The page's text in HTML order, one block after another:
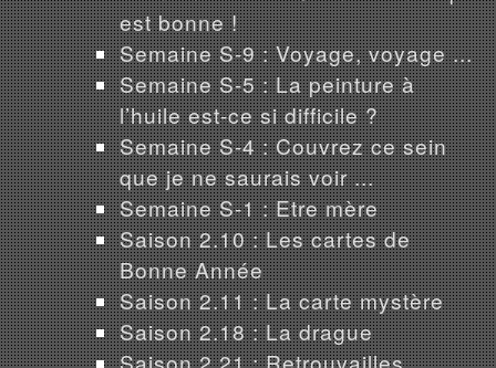
est bonne !
Semaine S-9 : Voyage, voyage ...
Semaine S-5 : La peinture à
l’huile est-ce si difficile ?
Semaine S-4 : Couvrez ce sein
que je ne saurais voir ...
Semaine S-1 : Etre mère
Saison 2.10 : Les cartes de
Bonne Année
Saison 2.11 : La carte mystère
Saison 2.18 : La drague
Saison 2.21 : Retrouvailles...